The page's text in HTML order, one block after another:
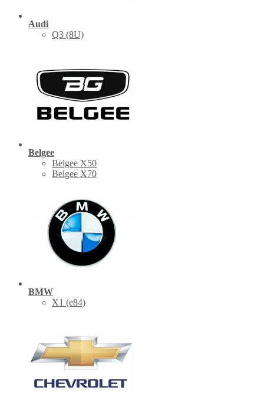
Audi
Q3 (8U)
Belgee
Belgee X50
Belgee X70
BMW
X1 (е84)